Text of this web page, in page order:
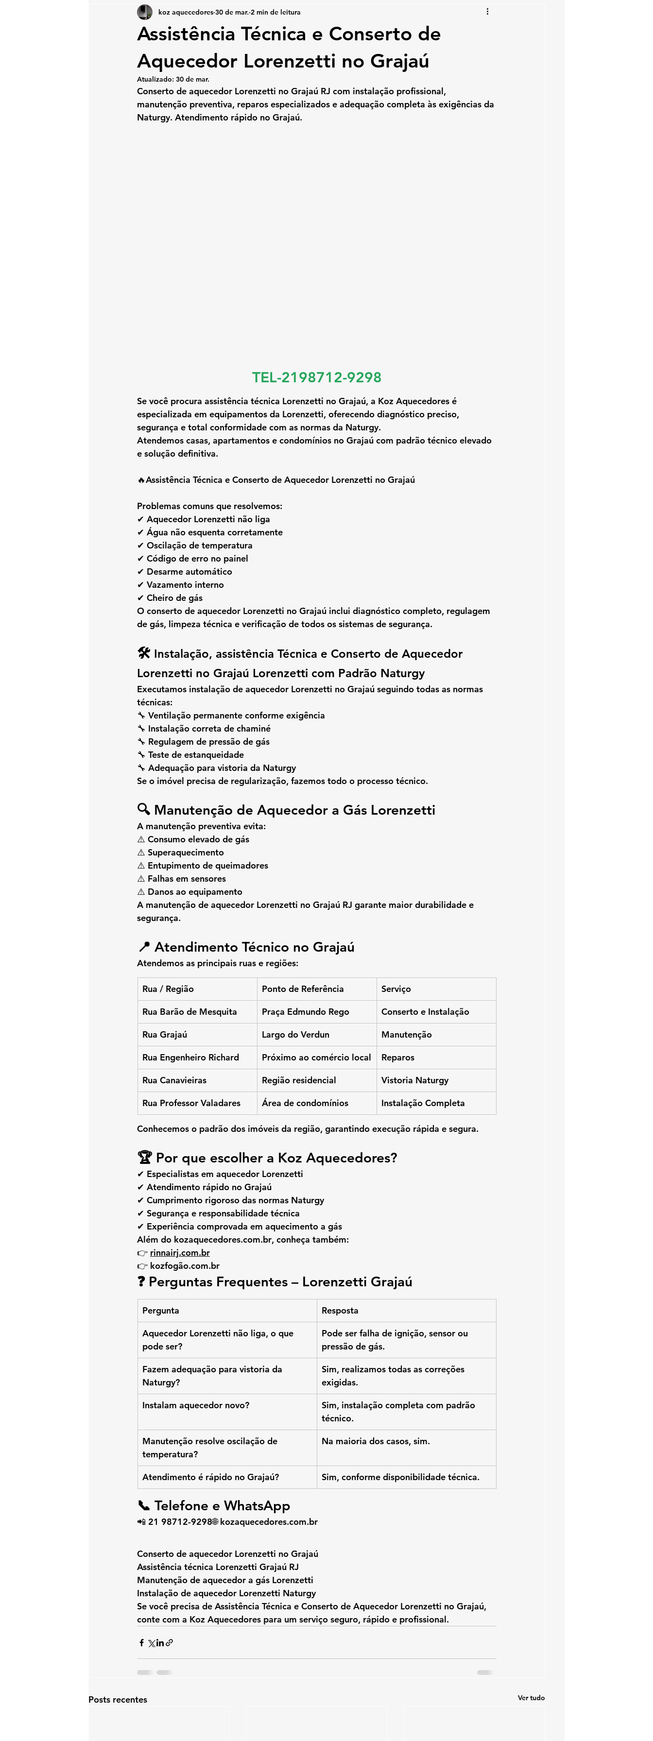
Assistência Técnica e Conserto de
Aquecedor Lorenzetti no Grajaú
koz aquecedores 30 de mar. 2 min de leitura
Atualizado: 30 de mar.
Conserto de aquecedor Lorenzetti no Grajaú RJ com instalação profissional,
manutenção preventiva, reparos especializados e adequação completa às exigências da
Naturgy. Atendimento rápido no Grajaú.
TEL-2198712-9298
Se você procura assistência técnica Lorenzetti no Grajaú, a Koz Aquecedores é
especializada em equipamentos da Lorenzetti, oferecendo diagnóstico preciso,
segurança e total conformidade com as normas da Naturgy.
Atendemos casas, apartamentos e condomínios no Grajaú com padrão técnico elevado
e solução definitiva.
🔥Assistência Técnica e Conserto de Aquecedor Lorenzetti no Grajaú
Problemas comuns que resolvemos:
✔ Aquecedor Lorenzetti não liga
✔ Água não esquenta corretamente
✔ Oscilação de temperatura
✔ Código de erro no painel
✔ Desarme automático
✔ Vazamento interno
✔ Cheiro de gás
O conserto de aquecedor Lorenzetti no Grajaú inclui diagnóstico completo, regulagem
de gás, limpeza técnica e verificação de todos os sistemas de segurança.
🛠️ Instalação, assistência Técnica e Conserto de Aquecedor
Lorenzetti no Grajaú Lorenzetti com Padrão Naturgy
Executamos instalação de aquecedor Lorenzetti no Grajaú seguindo todas as normas
técnicas:
🔧 Ventilação permanente conforme exigência
🔧 Instalação correta de chaminé
🔧 Regulagem de pressão de gás
🔧 Teste de estanqueidade
🔧 Adequação para vistoria da Naturgy
Se o imóvel precisa de regularização, fazemos todo o processo técnico.
🔍 Manutenção de Aquecedor a Gás Lorenzetti
A manutenção preventiva evita:
⚠️ Consumo elevado de gás
⚠️ Superaquecimento
⚠️ Entupimento de queimadores
⚠️ Falhas em sensores
⚠️ Danos ao equipamento
A manutenção de aquecedor Lorenzetti no Grajaú RJ garante maior durabilidade e
segurança.
📍 Atendimento Técnico no Grajaú
Atendemos as principais ruas e regiões:
Rua / Região Ponto de Referência Serviço
Rua Barão de Mesquita Praça Edmundo Rego Conserto e Instalação
Rua Grajaú Largo do Verdun Manutenção
Rua Engenheiro Richard Próximo ao comércio local Reparos
Rua Canavieiras Região residencial Vistoria Naturgy
Rua Professor Valadares Área de condomínios Instalação Completa
Conhecemos o padrão dos imóveis da região, garantindo execução rápida e segura.
🏆 Por que escolher a Koz Aquecedores?
✔ Especialistas em aquecedor Lorenzetti
✔ Atendimento rápido no Grajaú
✔ Cumprimento rigoroso das normas Naturgy
✔ Segurança e responsabilidade técnica
✔ Experiência comprovada em aquecimento a gás
Além do kozaquecedores.com.br, conheça também:
👉 rinnairj.com.br
👉 kozfogão.com.br
❓ Perguntas Frequentes – Lorenzetti Grajaú
Pergunta Resposta
Aquecedor Lorenzetti não liga, o que
pode ser?
Pode ser falha de ignição, sensor ou
pressão de gás.
Fazem adequação para vistoria da
Naturgy?
Sim, realizamos todas as correções
exigidas.
Instalam aquecedor novo?
Sim, instalação completa com padrão
técnico.
Manutenção resolve oscilação de
temperatura?
Na maioria dos casos, sim.
Atendimento é rápido no Grajaú? Sim, conforme disponibilidade técnica.
📞 Telefone e WhatsApp
📲 21 98712-9298🌐 kozaquecedores.com.br
Conserto de aquecedor Lorenzetti no Grajaú
Assistência técnica Lorenzetti Grajaú RJ
Manutenção de aquecedor a gás Lorenzetti
Instalação de aquecedor Lorenzetti Naturgy
Se você precisa de Assistência Técnica e Conserto de Aquecedor Lorenzetti no Grajaú,
conte com a Koz Aquecedores para um serviço seguro, rápido e profissional.
Posts recentes Ver tudo